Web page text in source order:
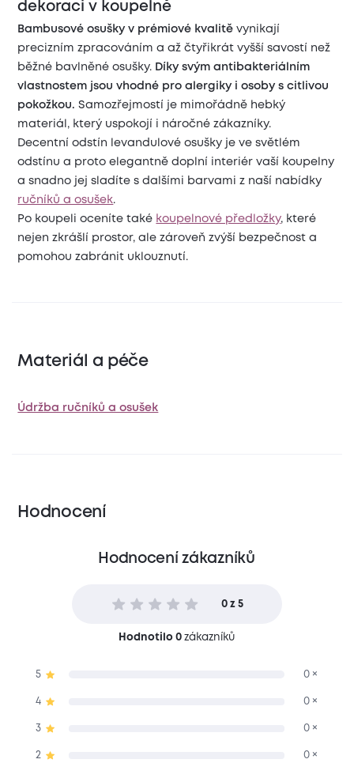
dekoraci v koupelně
Bambusové osušky v prémiové kvalitě vynikají
precizním zpracováním a až čtyřikrát vyšší savostí než
běžné bavlněné osušky. Díky svým antibakteriálním
vlastnostem jsou vhodné pro alergiky i osoby s citlivou
pokožkou. Samozřejmostí je mimořádně hebký
materiál, který uspokojí i náročné zákazníky.
Decentní odstín levandulové osušky je ve světlém
odstínu a proto elegantně doplní interiér vaší koupelny
a snadno jej sladíte s dalšími barvami z naší nabídky
ručníků a osušek.
Po koupeli oceníte také koupelnové předložky, které
nejen zkrášlí prostor, ale zároveň zvýší bezpečnost a
pomohou zabránit uklouznutí.
Materiál a péče
Údržba ručníků a osušek
Hodnocení
Hodnocení zákazníků
0 z 5
Hodnotilo 0 zákazníků
5 0 ×
4 0 ×
3 0 ×
2 0 ×